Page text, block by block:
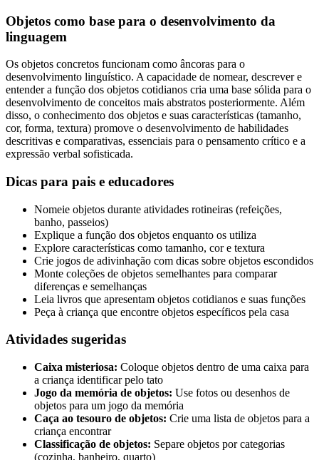
Objetos como base para o desenvolvimento da
linguagem
Os objetos concretos funcionam como âncoras para o
desenvolvimento linguístico. A capacidade de nomear, descrever e
entender a função dos objetos cotidianos cria uma base sólida para o
desenvolvimento de conceitos mais abstratos posteriormente. Além
disso, o conhecimento dos objetos e suas características (tamanho,
cor, forma, textura) promove o desenvolvimento de habilidades
descritivas e comparativas, essenciais para o pensamento crítico e a
expressão verbal sofisticada.
Dicas para pais e educadores
Nomeie objetos durante atividades rotineiras (refeições,
banho, passeios)
Explique a função dos objetos enquanto os utiliza
Explore características como tamanho, cor e textura
Crie jogos de adivinhação com dicas sobre objetos escondidos
Monte coleções de objetos semelhantes para comparar
diferenças e semelhanças
Leia livros que apresentam objetos cotidianos e suas funções
Peça à criança que encontre objetos específicos pela casa
Atividades sugeridas
Caixa misteriosa: Coloque objetos dentro de uma caixa para
a criança identificar pelo tato
Jogo da memória de objetos: Use fotos ou desenhos de
objetos para um jogo da memória
Caça ao tesouro de objetos: Crie uma lista de objetos para a
criança encontrar
Classificação de objetos: Separe objetos por categorias
(cozinha, banheiro, quarto)